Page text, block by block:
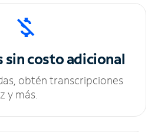
sincosto adicional
obtén transcripciones
y más.